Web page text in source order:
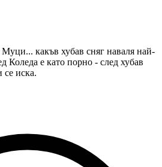
какъв хубав сняг наваля най-
Коледа е като порно - след хубав
се иска.